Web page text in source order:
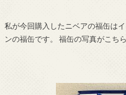
私が今回購入したニベアの福缶は
ンの福缶です。 福缶の写真がこちら